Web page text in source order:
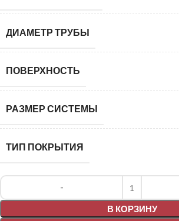
ДИАМЕТР ТРУБЫ
ПОВЕРХНОСТЬ
РАЗМЕР СИСТЕМЫ
ТИП ПОКРЫТИЯ
В КОРЗИНУ
Alternative: